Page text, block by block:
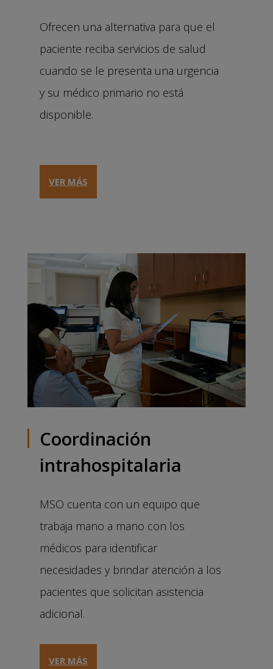
Ofrecen una alternativa para que el
paciente reciba servicios de salud
cuando se le presenta una urgencia
y su médico primario no está
disponible.
VER MÁS
Coordinación
intrahospitalaria
MSO cuenta con un equipo que
trabaja mano a mano con los
médicos para identificar
necesidades y brindar atención a los
pacientes que solicitan asistencia
adicional.
VER MÁS